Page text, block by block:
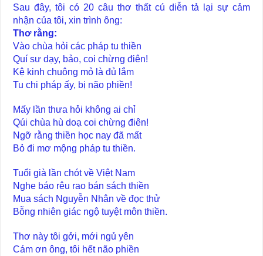
Sau đây, tôi có 20 câu thơ thất cú diễn tả lại sự cảm
nhận của tôi, xin trình ông:
Thơ rằng:
Vào chùa hỏi các pháp tu thiền
Quí sư dạy, bảo, coi chừng điên!
Kệ kinh chuông mỏ là đủ lắm
Tu chi pháp ấy, bị não phiền!
Mấy lần thưa hỏi không ai chỉ
Qúi chùa hù doạ coi chừng điên!
Ngỡ rằng thiền học nay đã mất
Bỏ đi mơ mộng pháp tu thiền.
Tuổi già lần chót về Việt Nam
Nghe báo rêu rao bán sách thiền
Mua sách Nguyễn Nhân về đọc thử
Bỗng nhiên giác ngộ tuyệt môn thiền.
Thơ này tôi gởi, mới ngủ yên
Cám ơn ông, tôi hết não phiền